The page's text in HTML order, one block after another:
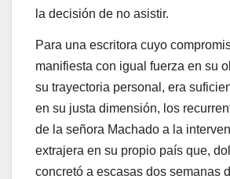
la decisión de no asistir.
Para una escritora cuyo
manifiesta con igual fuerza en su
su trayectoria personal, era
en su justa dimensión, los
de la señora Machado a la
extrajera en su propio país que,
concretó a escasas dos semanas